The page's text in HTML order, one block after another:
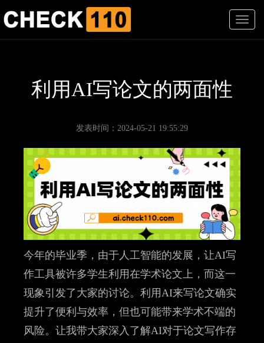
T
o
利用AI写论文的两面性
发表时间：2024-05-21 19:55:29
今年的毕业季，由于人工智能的发展，让AI写
作工具被许多学生利用在学术论文上，而这一
现象引发了大家的讨论。利用AI来写论文确实
提升了便利与效率，但也可能带来学术不端的
风险。让我带大家深入了解AI对于论文写作存